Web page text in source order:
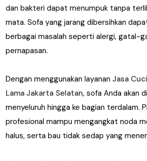
dan bakteri dapat menumpuk tanpa
mata. Sofa yang jarang dibersihkan
berbagai masalah seperti alergi, gatal-
pernapasan.
Dengan menggunakan layanan Jasa
Lama Jakarta Selatan, sofa Anda akan
menyeluruh hingga ke bagian terdalam.
profesional mampu mengangkat noda
halus, serta bau tidak sedap yang